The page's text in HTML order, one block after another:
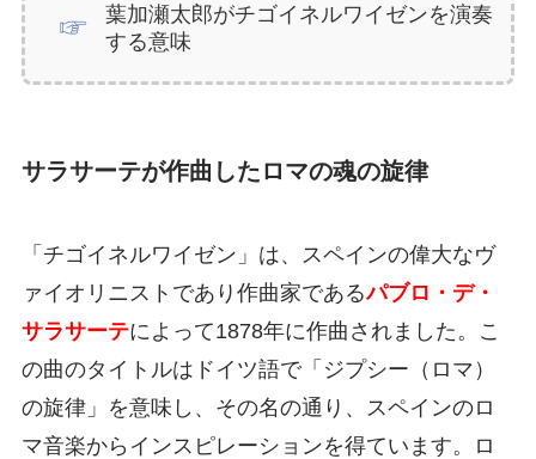
葉加瀬太郎がチゴイネルワイゼンを演奏
する意味
サラサーテが作曲したロマの魂の旋律
「チゴイネルワイゼン」は、スペインの偉大なヴ
ァイオリニストであり作曲家であるパブロ・デ・
サラサーテによって1878年に作曲されました。こ
の曲のタイトルはドイツ語で「ジプシー（ロマ）
の旋律」を意味し、その名の通り、スペインのロ
マ音楽からインスピレーションを得ています。ロ